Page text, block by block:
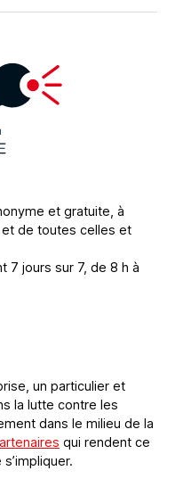
et gratuite, à
de toutes celles et
7 jours sur 7, de 8 h à
un particulier et
la lutte contre les
dans le milieu de la
qui rendent ce